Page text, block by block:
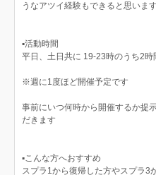
うなアツイ経験もできると思います
▪️活動時間
平日、土日共に 19-23時のうち2時
※週に1度ほど開催予定です
事前にいつ何時から開催するか提
だきます
▪️こんな方へおすすめ
スプラ1から復帰した方やスプラ3